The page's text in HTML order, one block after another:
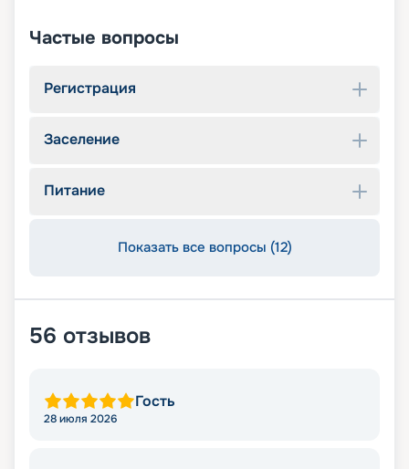
Частые вопросы
Регистрация
Заселение
Питание
Показать все вопросы (12)
56 отзывов
Гость
28 июля 2026